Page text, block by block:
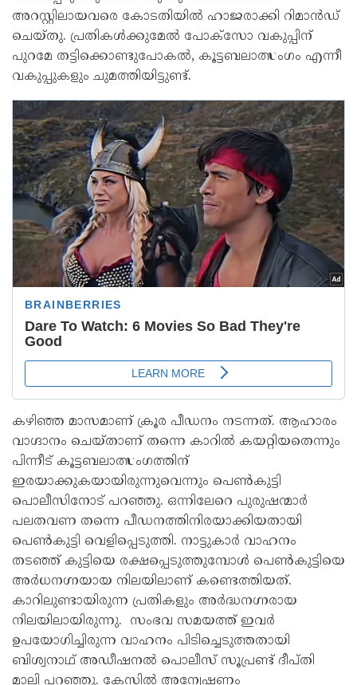
അറസ്റ്റിലായവരെ കോടതിയിൽ ഹാജരാക്കി റിമാൻഡ്
ചെയ്തു. പ്രതികൾക്കുമേൽ പോക്സോ വകുപ്പിന്
പുറമേ തട്ടിക്കൊണ്ടുപോകൽ, കൂട്ടബലാത്സംഗം എന്നീ
വകുപ്പുകളും ചുമത്തിയിട്ടുണ്ട്.
കഴിഞ്ഞ മാസമാണ് ക്രൂര പീഡനം നടന്നത്. ആഹാരം
വാഗ്ദാനം ചെയ്താണ് തന്നെ കാറിൽ കയറ്റിയതെന്നും
പിന്നീട് കൂട്ടബലാത്സംഗത്തിന്
ഇരയാക്കുകയായിരുന്നുവെന്നും പെൺകുട്ടി
പൊലീസിനോട് പറഞ്ഞു. ഒന്നിലേറെ പുരുഷന്മാർ
പലതവണ തന്നെ പീഡ‍നത്തിനിരയാക്കിയതായി
പെൺകുട്ടി വെളിപ്പെടുത്തി. നാട്ടുകാർ വാഹനം
തടഞ്ഞ് കുട്ടിയെ രക്ഷപ്പെടുത്തുമ്പോൾ പെൺകുട്ടിയെ
അർധനഗ്നയായ നിലയിലാണ് കണ്ടെത്തിയത്.
കാറിലുണ്ടായിരുന്ന പ്രതികളും അർദ്ധനഗ്നരായ
നിലയിലായിരുന്നു. സംഭവ സമയത്ത് ഇവർ
ഉപയോഗിച്ചിരുന്ന വാഹനം പിടിച്ചെടുത്തതായി
ബിശ്വനാഥ് അഡീഷനൽ പൊലീസ് സൂപ്രണ്ട് ദീപ്തി
മാലി പറഞ്ഞു. കേസിൽ അന്വേഷണം